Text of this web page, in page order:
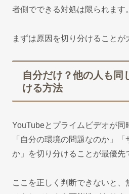
者側でできる対処は限られます。
まずは原因を切り分けることが
自分だけ？他の人も同
ける方法
YouTubeとプライムビデオが同
「自分の環境の問題なのか」
か」を切り分けることが最優先
ここを正しく判断できないと